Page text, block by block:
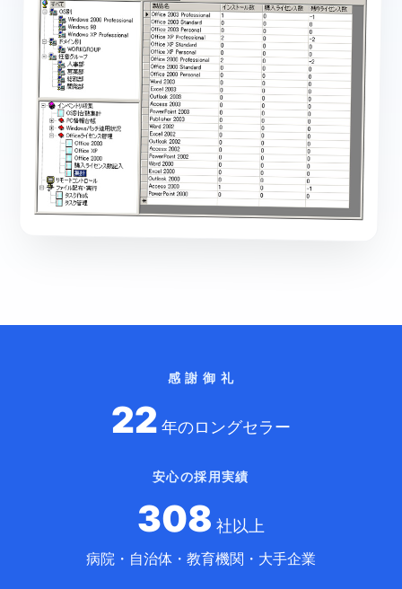
感 謝 御 礼
22 年のロングセラー
安心の採用実績
308 社以上
病院・自治体・教育機関・大手企業